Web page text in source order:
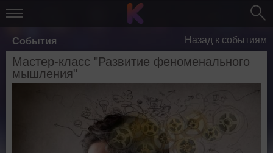
События Назад к событиям
Мастер-класс "Развитие феноменального
мышления"